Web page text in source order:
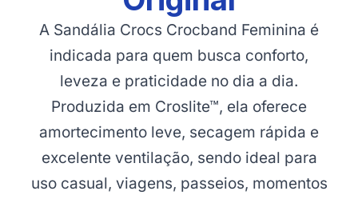
A Sandália Crocs Crocband Feminina é
indicada para quem busca conforto,
leveza e praticidade no dia a dia.
Produzida em Croslite™, ela oferece
amortecimento leve, secagem rápida e
excelente ventilação, sendo ideal para
uso casual, viagens, passeios, momentos